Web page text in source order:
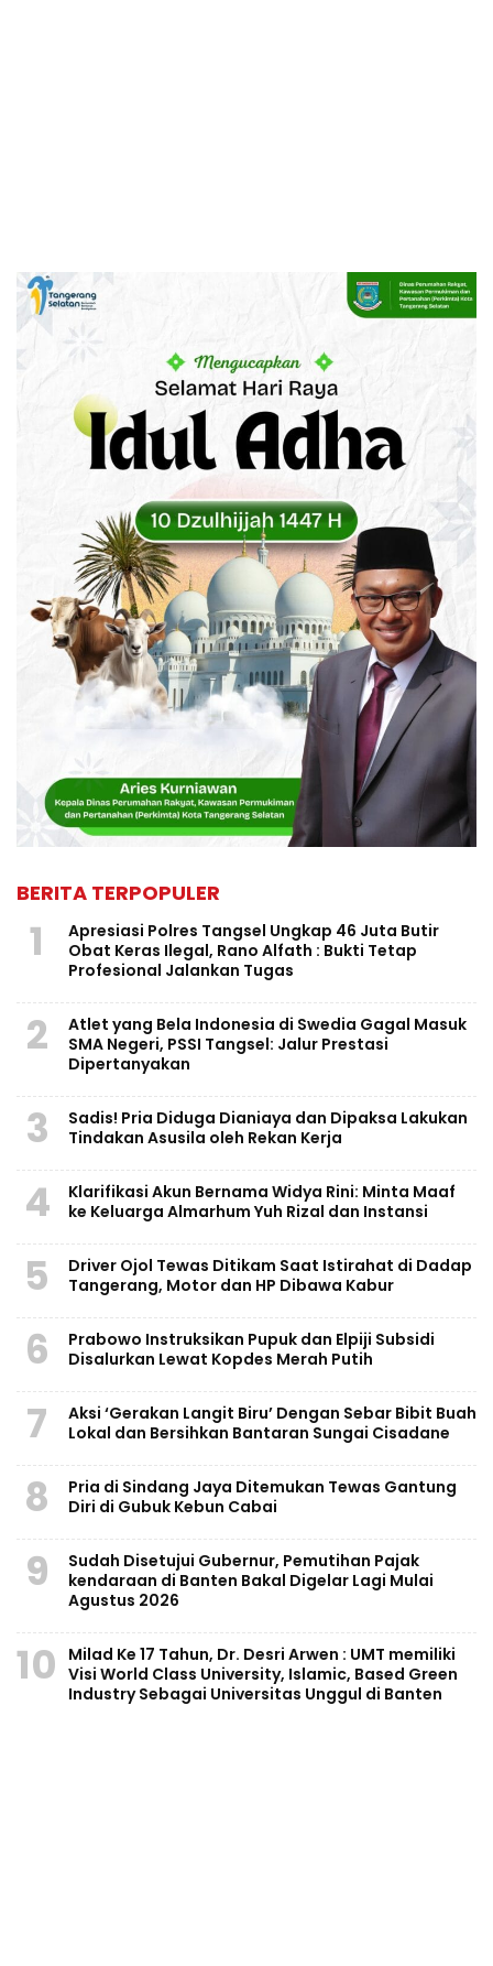
BERITA TERPOPULER
1
Apresiasi Polres Tangsel Ungkap 46 Juta Butir
Obat Keras Ilegal, Rano Alfath : Bukti Tetap
Profesional Jalankan Tugas
2
Atlet yang Bela Indonesia di Swedia Gagal Masuk
SMA Negeri, PSSI Tangsel: Jalur Prestasi
Dipertanyakan
3
Sadis! Pria Diduga Dianiaya dan Dipaksa Lakukan
Tindakan Asusila oleh Rekan Kerja
4
Klarifikasi Akun Bernama Widya Rini: Minta Maaf
ke Keluarga Almarhum Yuh Rizal dan Instansi
5
Driver Ojol Tewas Ditikam Saat Istirahat di Dadap
Tangerang, Motor dan HP Dibawa Kabur
6
Prabowo Instruksikan Pupuk dan Elpiji Subsidi
Disalurkan Lewat Kopdes Merah Putih
7
Aksi ‘Gerakan Langit Biru’ Dengan Sebar Bibit Buah
Lokal dan Bersihkan Bantaran Sungai Cisadane
8
Pria di Sindang Jaya Ditemukan Tewas Gantung
Diri di Gubuk Kebun Cabai
9
Sudah Disetujui Gubernur, Pemutihan Pajak
kendaraan di Banten Bakal Digelar Lagi Mulai
Agustus 2026
10
Milad Ke 17 Tahun, Dr. Desri Arwen : UMT memiliki
Visi World Class University, Islamic, Based Green
Industry Sebagai Universitas Unggul di Banten